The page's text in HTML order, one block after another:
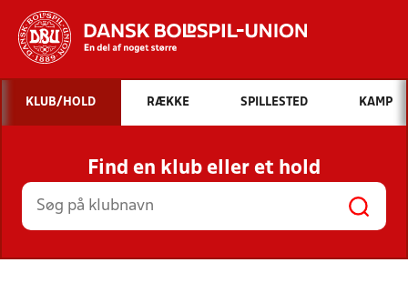
Hvad vil du søge efter?
INDHOLD OG NYHEDER
STILLINGER, RESULTATER, KLUBBER OG
HOLD
KLUB/HOLD RÆKKE SPILLESTED KAMP
Find en klub eller et hold